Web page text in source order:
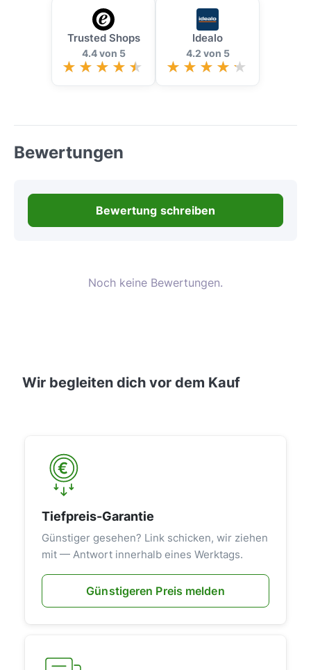
Trusted Shops
4.4 von 5
Idealo
4.2 von 5
Bewertungen
Bewertung schreiben
Noch keine Bewertungen.
Wir begleiten dich vor dem Kauf
Tiefpreis-Garantie
Günstiger gesehen? Link schicken, wir ziehen
mit — Antwort innerhalb eines Werktags.
Günstigeren Preis melden